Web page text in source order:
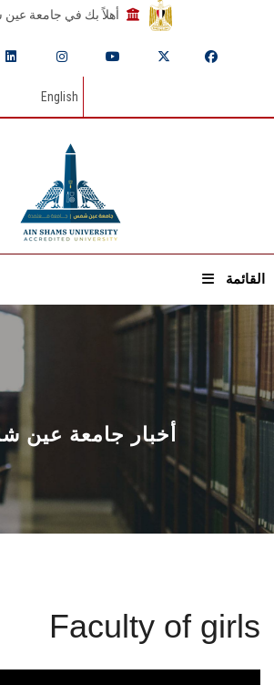
أهلاً بك في جامعة
English
القائمة
أخبار جامعة عين
Faculty of girls